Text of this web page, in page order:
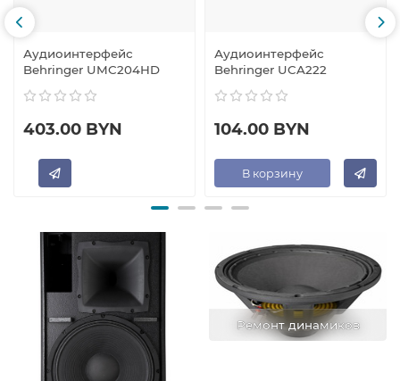
Аудиоинтерфейс
Behringer UMC204HD
403.00 BYN
Аудиоинтерфейс
Behringer UCA222
104.00 BYN
В корзину
Ремонт динамиков